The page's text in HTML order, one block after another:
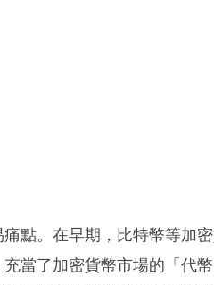
點。在早期，比特幣等加
當了加密貨幣市場的「代